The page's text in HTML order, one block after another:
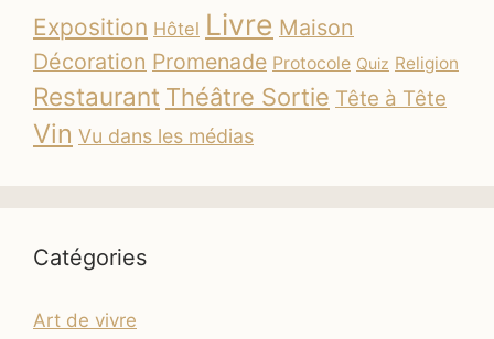
Exposition Hôtel Livre Maison
Décoration Promenade Protocole Quiz Religion
Restaurant Théâtre Sortie Tête à Tête
Vin Vu dans les médias
Catégories
Art de vivre